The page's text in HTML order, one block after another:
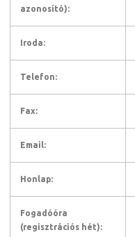
azonosító):
Iroda:
Telefon:
Fax:
Email:
Honlap:
Fogadóóra
(regisztrációs hét):